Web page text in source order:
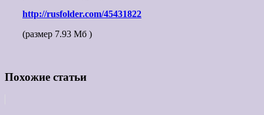
http://rusfolder.com/45431822
(размер 7.93 Мб )
Похожие статьи